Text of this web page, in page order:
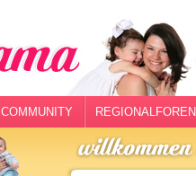
COMMUNITY REGIONALFOREN